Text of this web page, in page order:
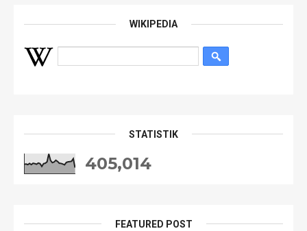
WIKIPEDIA
STATISTIK
405,014
FEATURED POST